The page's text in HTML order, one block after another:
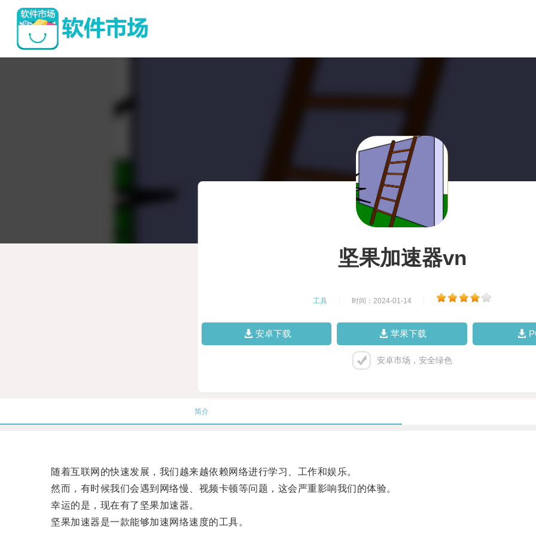
坚果加速器vn
工具 时间：2024-01-14
安卓下载 苹果下载
安卓市场，安全绿色
简介
随着互联网的快速发展，我们越来越依赖网络进行学习、工作和娱乐。
然而，有时候我们会遇到网络慢、视频卡顿等问题，这会严重影响我们的体验。
幸运的是，现在有了坚果加速器。
坚果加速器是一款能够加速网络速度的工具。